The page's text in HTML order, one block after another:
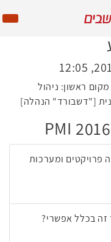
ראשון: ניהול
["דשבורד" הנהלה]
פרויקטים ומערכות
זה בכלל אפשרי?